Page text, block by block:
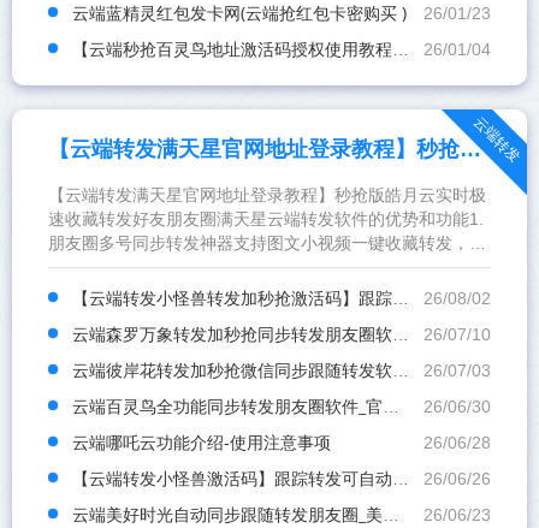
26/01/23
云端蓝精灵红包发卡网(云端抢红包卡密购买 )
26/01/04
【云端秒抢百灵鸟地址激活码授权使用教程】可设置指定群不抢-过滤关键词
云端转发
【云端转发满天星官网地址登录教程】秒抢版皓月云实时极速收藏转发好友朋友圈
【云端转发满天星官网地址登录教程】秒抢版皓月云实时极
速收藏转发好友朋友圈满天星云端转发软件的优势和功能1.
朋友圈多号同步转发神器支持图文小视频一键收藏转发，大
号发圈小号智能跟随，还能屏蔽原创标识避免尴尬～ 可设置
屏...
26/08/02
【云端转发小怪兽转发加秒抢激活码】跟踪转发可自动屏蔽被转发者《云端转发小怪兽转发加秒抢封号么》
26/07/10
云端森罗万象转发加秒抢同步转发朋友圈软件_官方微信一键转发
26/07/03
云端彼岸花转发加秒抢微信同步跟随转发软件_官方微信一键转发
26/06/30
云端百灵鸟全功能同步转发朋友圈软件_官方微信一键转发
26/06/28
云端哪吒云功能介绍-使用注意事项
26/06/26
【云端转发小怪兽激活码】跟踪转发可自动屏蔽被转发者《云端转发小怪兽封号么》
26/06/23
云端美好时光自动同步跟随转发朋友圈_美好时光官方微信一键转发